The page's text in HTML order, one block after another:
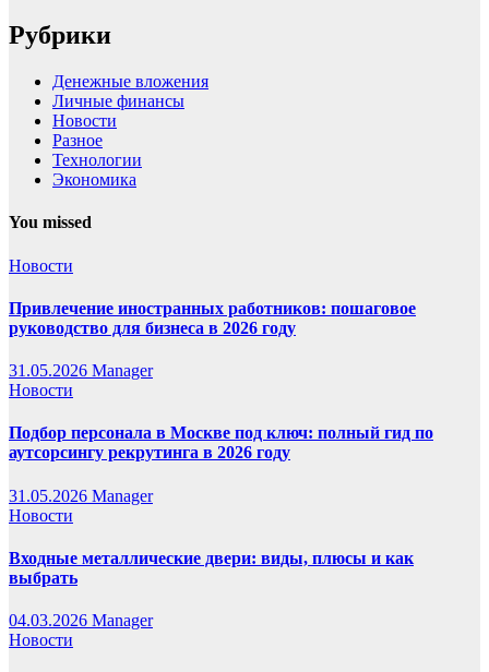
Рубрики
Денежные вложения
Личные финансы
Новости
Разное
Технологии
Экономика
You missed
Новости
Привлечение иностранных работников: пошаговое
руководство для бизнеса в 2026 году
31.05.2026 Manager
Новости
Подбор персонала в Москве под ключ: полный гид по
аутсорсингу рекрутинга в 2026 году
31.05.2026 Manager
Новости
Входные металлические двери: виды, плюсы и как
выбрать
04.03.2026 Manager
Новости